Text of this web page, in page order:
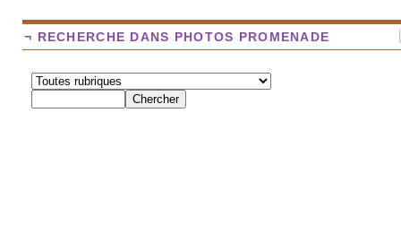
¬ RECHERCHE DANS PHOTOS PROMENADE